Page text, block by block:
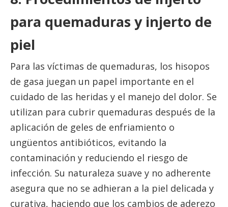
para quemaduras y injerto de
piel
Para las víctimas de quemaduras, los hisopos
de gasa juegan un papel importante en el
cuidado de las heridas y el manejo del dolor. Se
utilizan para cubrir quemaduras después de la
aplicación de geles de enfriamiento o
ungüentos antibióticos, evitando la
contaminación y reduciendo el riesgo de
infección. Su naturaleza suave y no adherente
asegura que no se adhieran a la piel delicada y
curativa, haciendo que los cambios de aderezo